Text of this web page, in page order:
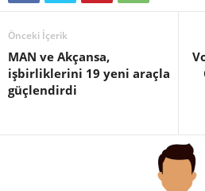
Önceki İçerik
MAN ve Akçansa,
işbirliklerini 19 yeni araçla
güçlendirdi